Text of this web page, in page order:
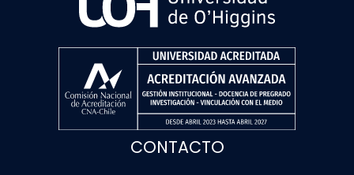
CONTACTO